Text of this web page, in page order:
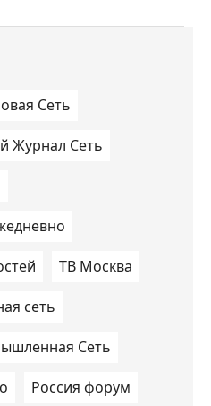
Сеть
Журнал Сеть
ТВ Москва
сеть
Сеть
Россия форум